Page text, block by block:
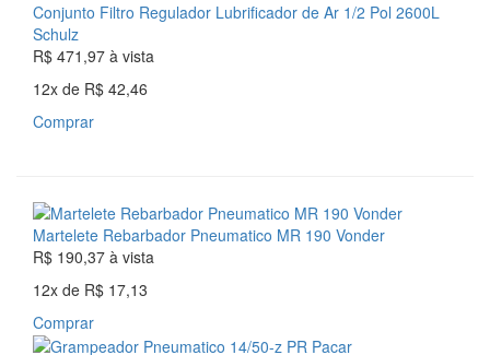
Conjunto Filtro Regulador Lubrificador de Ar 1/2 Pol 2600L
Schulz
R$ 471,97 à vista
12x de R$ 42,46
Comprar
Martelete Rebarbador Pneumatico MR 190 Vonder
R$ 190,37 à vista
12x de R$ 17,13
Comprar